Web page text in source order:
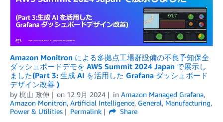
Amazon Monitron による多拠点工場群設備の不良予知保全
ダッシュボードデモを AWS Summit 2024 Japan で展示し
ました(Part 3: 生成 AI を活用した Grafana ダッシュボード
デザイン改善 )
by 梶山 政伸 on 12 9月 2024 in Amazon Managed Grafana,
Amazon Monitron, Artificial Intelligence, General, Manufacturing,
Power & Utilities
Permalink
Share